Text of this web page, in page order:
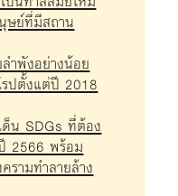
ษย์ที่มีสถาน
ำพังอย่างน้อย
ปตั้งแต่ปี 2018
ด็น SDGs ที่ต้อง
2566 พร้อม
รามทำลายล้าง